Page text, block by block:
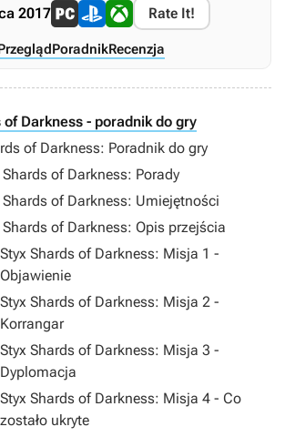
2017 Rate It!
PoradnikRecenzja
of Darkness - poradnik do gry
of Darkness: Poradnik do gry
Shards of Darkness: Porady
Shards of Darkness: Umiejętności
Shards of Darkness: Opis przejścia
Styx Shards of Darkness: Misja 1 -
Objawienie
Styx Shards of Darkness: Misja 2 -
Korrangar
Styx Shards of Darkness: Misja 3 -
Dyplomacja
Styx Shards of Darkness: Misja 4 - Co
zostało ukryte